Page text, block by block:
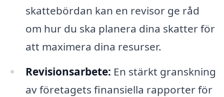
skattebördan kan en revisor ge råd
om hur du ska planera dina skatter för
att maximera dina resurser.
Revisionsarbete: En stärkt granskning
av företagets finansiella rapporter för